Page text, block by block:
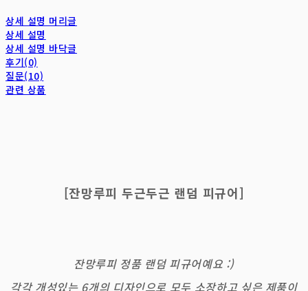
상세 설명 머리글
상세 설명
상세 설명 바닥글
후기(0)
질문(10)
관련 상품
[잔망루피 두근두근 랜덤 피규어]
잔망루피 정품 랜덤 피규어예요 :)
각각 개성있는 6개의 디자인으로 모두 소장하고 싶은 제품이